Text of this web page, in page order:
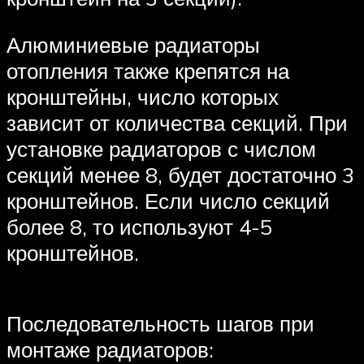
Алюминиевые радиаторы
отопления также крепятся на
кронштейны, число которых
зависит от количества секций. При
установке радиаторов с числом
секций менее 8, будет достаточно 3
кронштейнов. Если число секций
более 8, то используют 4-5
кронштейнов.
Последовательность шагов при
монтаже радиаторов: